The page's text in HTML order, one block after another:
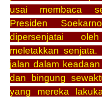
usai membaca
Presiden
dipersenjatai
meletakkan
jalan dalam
dan bingung
yang mereka